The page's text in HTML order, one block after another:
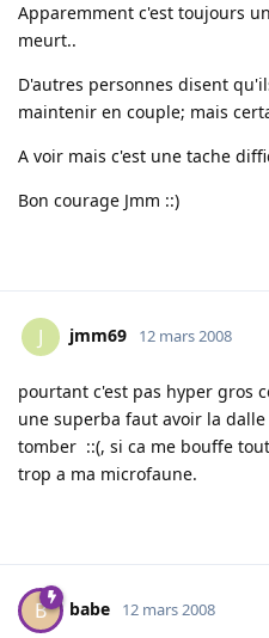
Apparemment c'est toujours
meurt..
D'autres personnes disent
maintenir en couple; mais
A voir mais c'est une tache
Bon courage Jmm ::)
J jmm69 12 mars 2008
pourtant c'est pas hyper gros
une superba faut avoir la
tomber ::(, si ca me bouffe
trop a ma microfaune.
B babe 12 mars 2008